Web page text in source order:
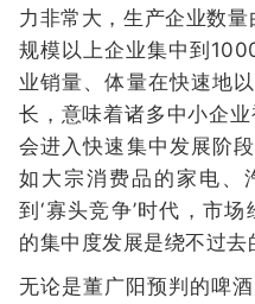
力非常大，生产企业数
规模以上企业集中到
业销量、体量在快速地
长，意味着诸多中小企
会进入快速集中发展阶
如大宗消费品的家电、
到‘寡头竞争’时代，市
的集中度发展是绕不过去
无论是董广阳预判的啤